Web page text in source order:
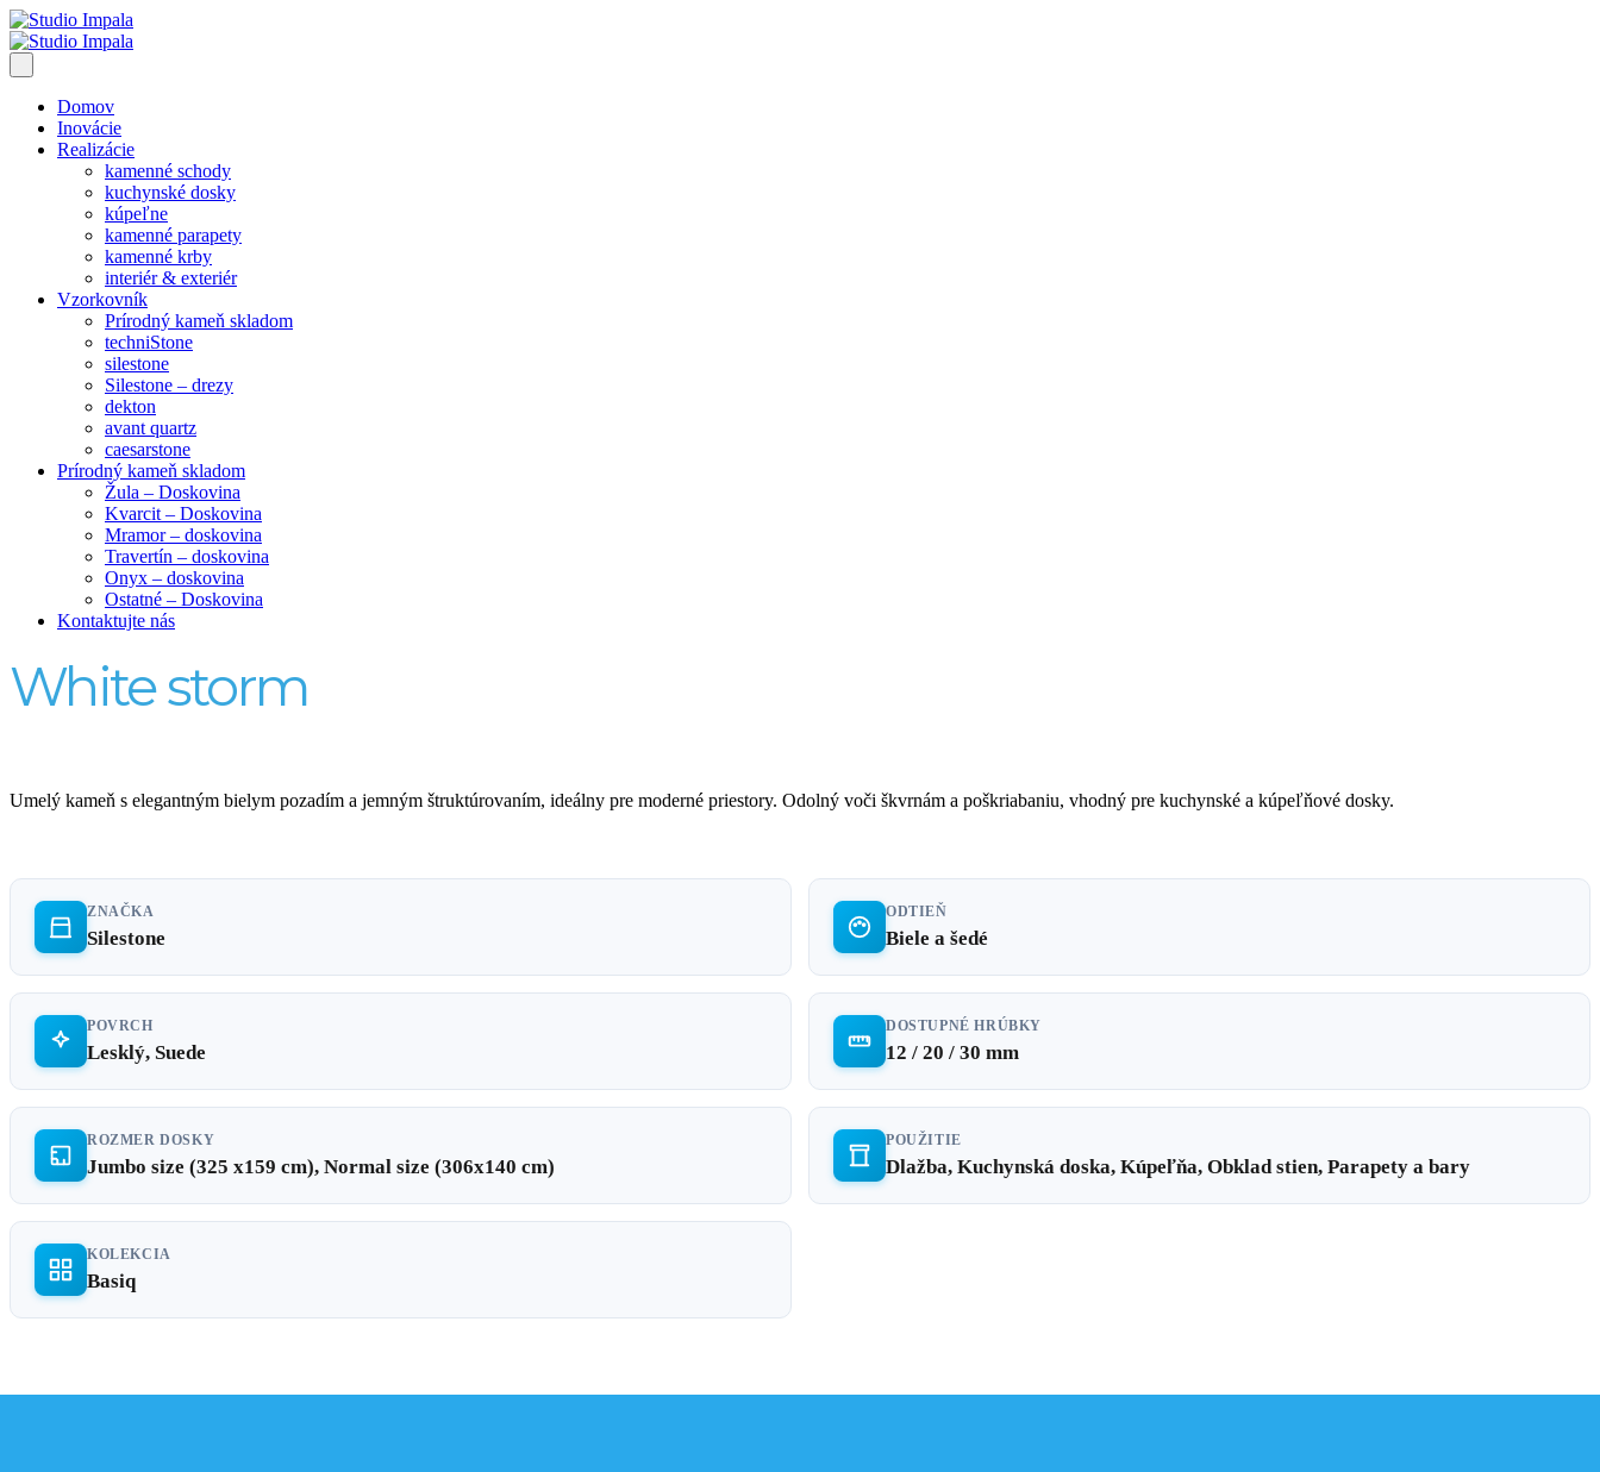
Domov
Inovácie
Realizácie
kamenné schody
kuchynské dosky
kúpeľne
kamenné parapety
kamenné krby
interiér & exteriér
Vzorkovník
Prírodný kameň skladom
techniStone
silestone
Silestone – drezy
dekton
avant quartz
caesarstone
Prírodný kameň skladom
Žula – Doskovina
Kvarcit – Doskovina
Mramor – doskovina
Travertín – doskovina
Onyx – doskovina
Ostatné – Doskovina
Kontaktujte nás
White storm
Umelý kameň s elegantným bielym pozadím a jemným štruktúrovaním, ideálny pre moderné priestory. Odolný voči škvrnám a poškriabaniu, vhodný pre kuchynské a kúpeľňové dosky.
ZNAČKA
Silestone
ODTIEŇ
Biele a šedé
POVRCH
Lesklý, Suede
DOSTUPNÉ HRÚBKY
12 / 20 / 30 mm
ROZMER DOSKY
Jumbo size (325 x159 cm), Normal size (306x140 cm)
POUŽITIE
Dlažba, Kuchynská doska, Kúpeľňa, Obklad stien, Parapety a bary
KOLEKCIA
Basiq